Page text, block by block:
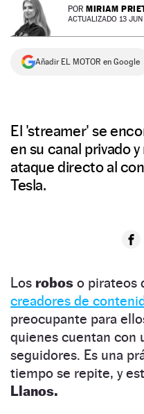
POR MIRIAM
ACTUALIZADO 13
Añadir EL MOTOR en Google
El 'streamer' se
en su canal privado
ataque directo al
Tesla.
Los robos o pirateos
creadores de
preocupante para
quienes cuentan con
seguidores. Es una
tiempo se repite, y
Llanos.